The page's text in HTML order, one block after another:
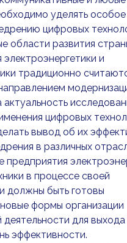
уделять особое
цифровых
области развития
и
традиционно
цифровых
вывод об их
в различных
предприятия
в процессе своей
должны быть готовы
формы организации
для выхода
эффективности.